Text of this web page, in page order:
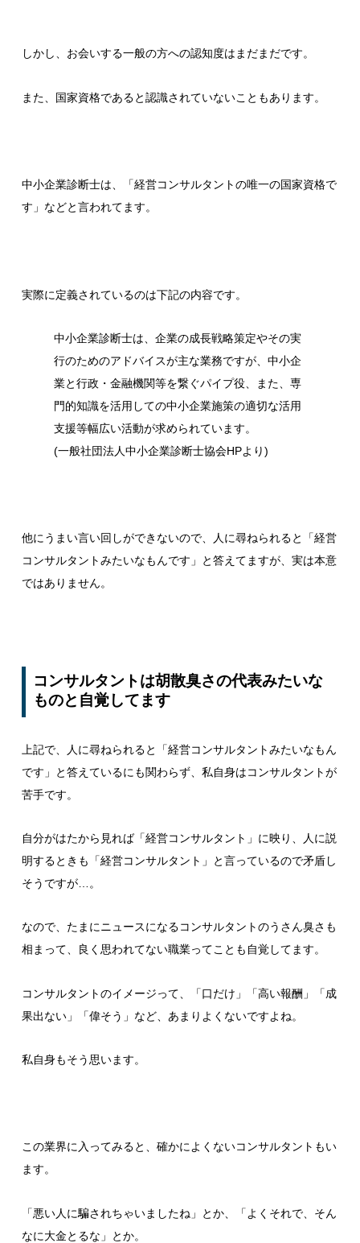
しかし、お会いする一般の方への認知度はまだまだです。
また、国家資格であると認識されていないこともあります。
中小企業診断士は、「経営コンサルタントの唯一の国家資格で
す」などと言われてます。
実際に定義されているのは下記の内容です。
中小企業診断士は、企業の成長戦略策定やその実
行のためのアドバイスが主な業務ですが、中小企
業と行政・金融機関等を繋ぐパイプ役、また、専
門的知識を活用しての中小企業施策の適切な活用
支援等幅広い活動が求められています。
(一般社団法人中小企業診断士協会HPより)
他にうまい言い回しができないので、人に尋ねられると「経営
コンサルタントみたいなもんです」と答えてますが、実は本意
ではありません。
コンサルタントは胡散臭さの代表みたいな
ものと自覚してます
上記で、人に尋ねられると「経営コンサルタントみたいなもん
です」と答えているにも関わらず、私自身はコンサルタントが
苦手です。
自分がはたから見れば「経営コンサルタント」に映り、人に説
明するときも「経営コンサルタント」と言っているので矛盾し
そうですが…。
なので、たまにニュースになるコンサルタントのうさん臭さも
相まって、良く思われてない職業ってことも自覚してます。
コンサルタントのイメージって、「口だけ」「高い報酬」「成
果出ない」「偉そう」など、あまりよくないですよね。
私自身もそう思います。
この業界に入ってみると、確かによくないコンサルタントもい
ます。
「悪い人に騙されちゃいましたね」とか、「よくそれで、そん
なに大金とるな」とか。